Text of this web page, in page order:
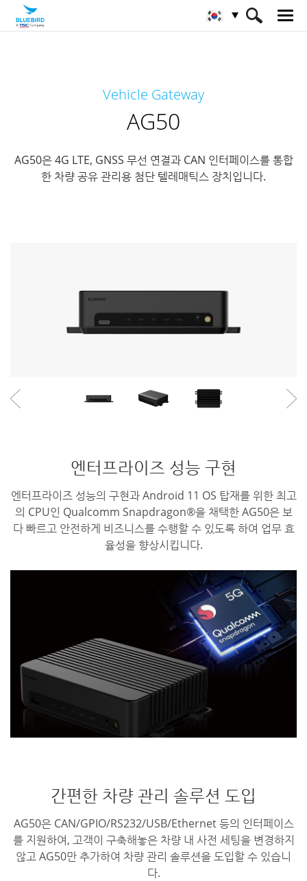
Vehicle Gateway
AG50
AG50은 4G LTE, GNSS 무선 연결과 CAN 인터페이스를 통합
한 차량 공유 관리용 첨단 텔레매틱스 장치입니다.
엔터프라이즈 성능 구현
엔터프라이즈 성능의 구현과 Android 11 OS 탑재를 위한 최고
의 CPU인 Qualcomm Snapdragon®을 채택한 AG50은 보
다 빠르고 안전하게 비즈니스를 수행할 수 있도록 하여 업무 효
율성을 향상시킵니다.
간편한 차량 관리 솔루션 도입
AG50은 CAN/GPIO/RS232/USB/Ethernet 등의 인터페이스
를 지원하여, 고객이 구축해놓은 차량 내 사전 세팅을 변경하지
않고 AG50만 추가하여 차량 관리 솔루션을 도입할 수 있습니
다.